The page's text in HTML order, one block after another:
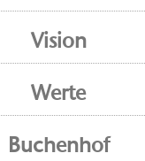
Vision
Werte
Buchenhof